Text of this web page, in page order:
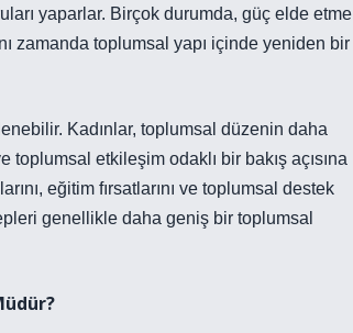
yaparlar. Birçok durumda, güç elde etme
zamanda toplumsal yapı içinde yeniden bir
Kadınlar, toplumsal düzenin daha
etkileşim odaklı bir bakış açısına
eğitim fırsatlarını ve toplumsal destek
genellikle daha geniş bir toplumsal